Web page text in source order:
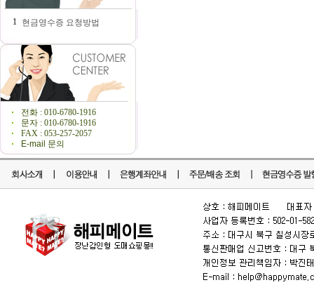
1 현금영수증 요청방법
전화 : 010-6780-1916
문자 : 010-6780-1916
FAX : 053-257-2057
E-mail 문의